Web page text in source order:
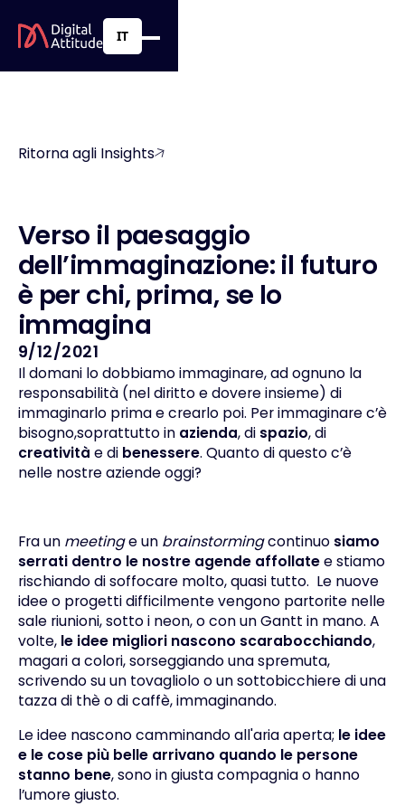
IT
Ritorna agli Insights
Verso il paesaggio
dell’immaginazione: il futuro
è per chi,prima,se lo
immagina
9/12/2021
Il domani lo dobbiamo immaginare, ad ognuno la
responsabilità (nel diritto e dovere insieme) di
immaginarlo prima e crearlo poi. Per immaginare c’è
bisogno,soprattutto in azienda, dispazio, di
creatività e di benessere. Quanto di questo c’è
nelle nostre aziende oggi?
Fra un meetinge un brainstormingcontinuosiamo
serrati dentro le nostre agende affollatee stiamo
rischiando di soffocare molto, quasi tutto. Le nuove
idee o progetti difficilmente vengono partorite nelle
sale riunioni, sotto i neon, o con un Gantt in mano. A
volte, le idee migliori nascono scarabocchiando,
magari a colori, sorseggiando una spremuta,
scrivendo su un tovagliolo o un sottobicchiere di una
tazza di thè o di caffè, immaginando.
Le idee nascono camminando all'aria aperta; le idee
e le cose più belle arrivano quando le persone
stanno bene, sono in giusta compagnia o hanno
l’umore giusto.